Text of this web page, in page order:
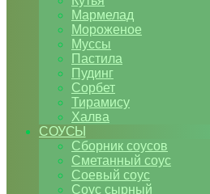
Мармелад
Мороженое
Муссы
Пастила
Пудинг
Сорбет
Тирамису
Халва
СОУСЫ
Сборник соусов
Сметанный соус
Соевый соус
Соус сырный